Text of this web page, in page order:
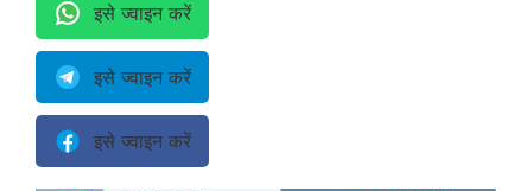
इसे ज्वाइन करें
इसे ज्वाइन करें
इसे ज्वाइन करें